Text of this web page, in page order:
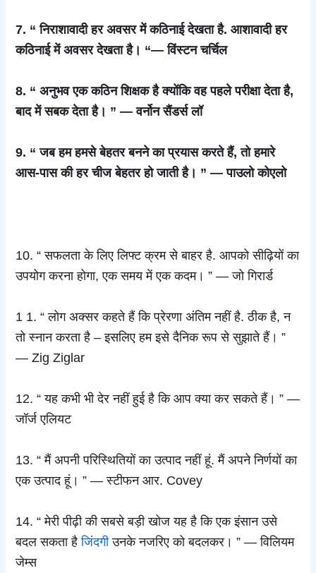
7. “ निराशावादी हर अवसर में कठिनाई देखता है. आशावादी हर
कठिनाई में अवसर देखता है। “— विंस्टन चर्चिल
8. “ अनुभव एक कठिन शिक्षक है क्योंकि वह पहले परीक्षा देता है,
बाद में सबक देता है। ” — वर्नोन सैंडर्स लॉ
9. “ जब हम हमसे बेहतर बनने का प्रयास करते हैं, तो हमारे
आस-पास की हर चीज बेहतर हो जाती है। ” — पाउलो कोएलो
10. “ सफलता के लिए लिफ्ट क्रम से बाहर है. आपको सीढ़ियों का
उपयोग करना होगा, एक समय में एक कदम। ” — जो गिरार्ड
1 1. “ लोग अक्सर कहते हैं कि प्रेरणा अंतिम नहीं है. ठीक है, न
तो स्नान करता है – इसलिए हम इसे दैनिक रूप से सुझाते हैं। ”
— Zig Ziglar
12. “ यह कभी भी देर नहीं हुई है कि आप क्या कर सकते हैं। ” —
जॉर्ज एलियट
13. “ मैं अपनी परिस्थितियों का उत्पाद नहीं हूं. मैं अपने निर्णयों का
एक उत्पाद हूं। ” — स्टीफन आर. Covey
14. “ मेरी पीढ़ी की सबसे बड़ी खोज यह है कि एक इंसान उसे
बदल सकता हैजिंदगीउनके नजरिए को बदलकर। ” — विलियम
जेम्स